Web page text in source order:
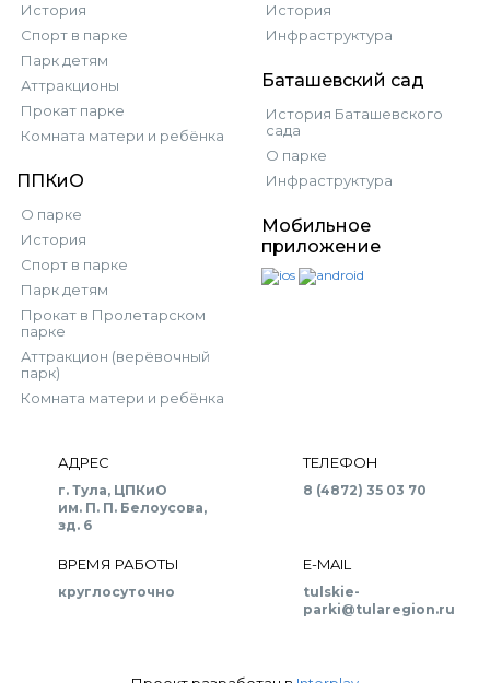
История
Спорт в парке
Парк детям
Аттракционы
Прокат парке
Комната матери и ребёнка
ППКиО
О парке
История
Спорт в парке
Парк детям
Прокат в Пролетарском
парке
Аттракцион (верёвочный
парк)
Комната матери и ребёнка
История
Инфраструктура
Баташевский сад
История Баташевского
сада
О парке
Инфраструктура
Мобильное
приложение
АДРЕС
г. Тула, ЦПКиО
им. П. П. Белоусова,
зд. 6
ТЕЛЕФОН
8 (4872) 35 03 70
ВРЕМЯ РАБОТЫ
круглосуточно
E-MAIL
tulskie-
parki@tularegion.ru